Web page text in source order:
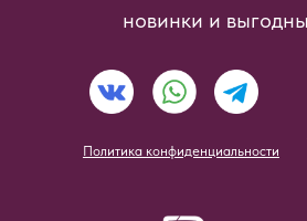
новинки и
Политика конфиденциальности